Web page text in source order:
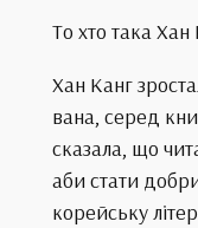
То хто така Хан
Хан Канг
вана, серед
сказала, що
аби стати
корейську